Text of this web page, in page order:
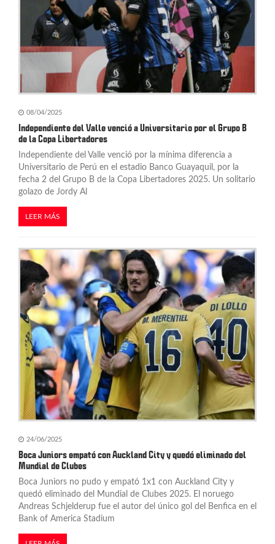
08/04/2025
Independiente del Valle venció a Universitario por el Grupo B
de la Copa Libertadores
Independiente del Valle venció por la mínima diferencia a
Universitario de Perú en el estadio Banco Guayaquil, por la
fecha 2 del Grupo B de la Copa Libertadores 2025. Un solitario
golazo de Jordy Al
LEER MÁS
24/06/2025
Boca Juniors empató con Auckland City y quedó eliminado del
Mundial de Clubes
Boca Juniors no pudo y empató 1x1 con Auckland City y
quedó eliminado del Mundial de Clubes 2025. El noruego
Andreas Schjelderup fue el autor del único gol del Benfica en el
Bank of America Stadium